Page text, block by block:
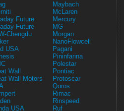
Future
Future
Chengdu
USA
Wall
Wall Motors
USA
Maybach
McLaren
Mercury
MG
Morgan
NanoFlowcell
Pagani
Pininfarina
Polestar
Pontiac
Protoscar
Qoros
Rimac
Rinspeed
Ruf